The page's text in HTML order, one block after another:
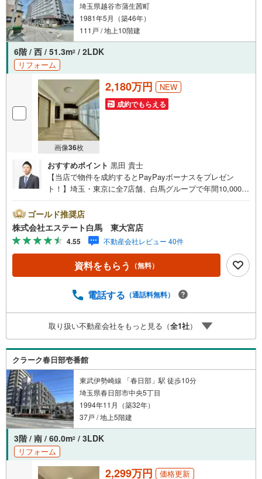
埼玉県越谷市蒲生茜町
1981年5月（築46年）
111戸 / 地上10階建
6階 / 西 / 51.3m2 / 2LDK
リフォーム
画像36枚
2,180万円 NEW
成約でもらえる
おすすめポイント 黒田 貴士
【当店で物件を成約するとPayPayボーナスをプレゼン
ト！】埼玉・東京に全7店舗、白馬グループで年間10,000人
築・リフォーム・資金計画のプロが、より良いご提案をい
たします。～人気のリモート見学・リモート相談サービス
～・小さいお子様や家事で外出できない、天気が悪く外出
したくない時・LINEやZOOMなど無料のアプリですぐにご
利用いただけます・リモート見学はスタッフがご興味ある
物件の現地から映像をお届けします・写真では伝わりにく
「見え方」などもしっかり確認できます・リモート相談は
も安心・忙しいパートナーに変わって予め確認も・別々の
場所から家族みんなで参加もできます・お気軽にご相談下
さい～営業時間～9:30～18:30こちらのお時間でしたらお電
話でのお問合せがスムーズですお気軽にお問合せください
ゴールド推奨店
株式会社エステート白馬 東大宮店
4.55 不動産会社レビュー 40件
資料をもらう （無料）
電話する （通話料無料）
取り扱い不動産会社をもっと見る（全1社）
クラーク春日部壱番館
東武伊勢崎線 「春日部」駅 徒歩10分
埼玉県春日部市中央5丁目
1994年11月（築32年）
37戸 / 地上5階建
3階 / 南 / 60.0m2 / 3LDK
リフォーム
2,299万円 価格更新